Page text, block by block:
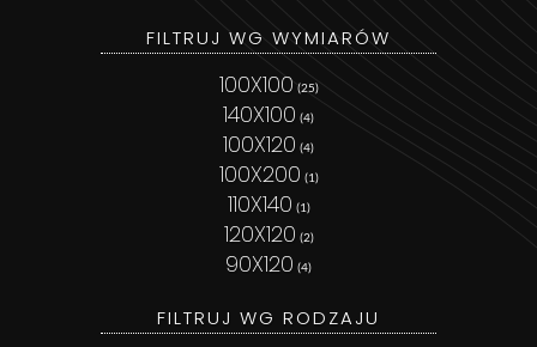
FILTRUJ WG WYMIARÓW
100X100 (25)
140X100 (4)
100X120 (4)
100X200 (1)
110X140 (1)
120X120 (2)
90X120 (4)
FILTRUJ WG RODZAJU